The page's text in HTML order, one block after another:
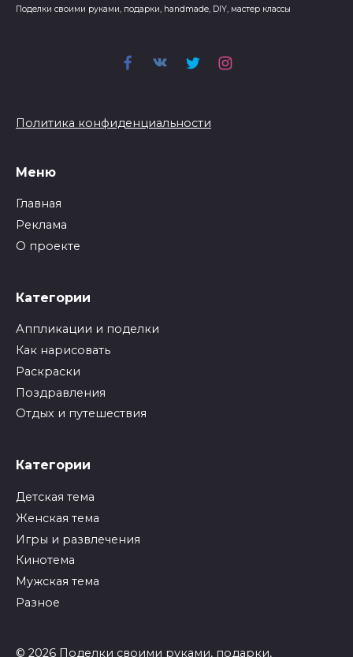
Поделки своими руками, подарки, handmade, DIY, мастер классы
Политика конфиденциальности
Меню
Главная
Реклама
О проекте
Категории
Аппликации и поделки
Как нарисовать
Раскраски
Поздравления
Отдых и путешествия
Категории
Детская тема
Женская тема
Игры и развлечения
Кинотема
Мужская тема
Разное
© 2026 Поделки своими руками, подарки,